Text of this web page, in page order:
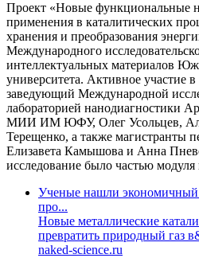
Проект «Новые функциональные
применения в каталитических
хранения и преобразования
Международного
интеллектуальных материалов
университета. Активное участие
заведующий Международной
лабораторией нанодиагностики
МИИ ИМ ЮФУ, Олег Усольцев,
Терещенко, а также магистранты
Елизавета Камышова и Анна
исследование было частью модуля
Ученые нашли экономичный
про...
Новые металлические
превратить природный газ
naked-science.ru